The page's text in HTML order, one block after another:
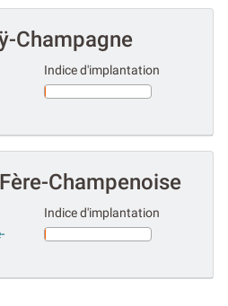
Champagne
Indice d'implantation
Champenoise
Indice d'implantation